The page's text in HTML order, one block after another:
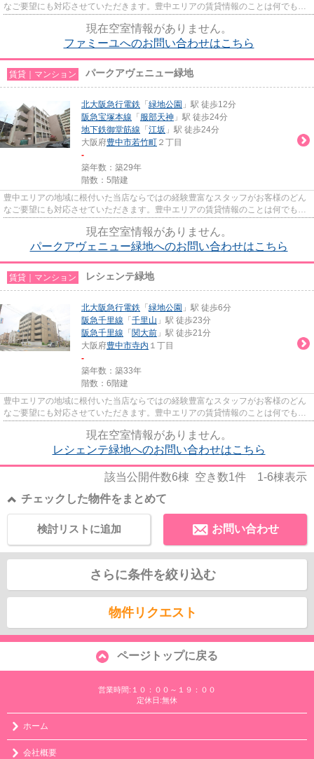
なご要望にも対応させていただきます。豊中エリアの賃貸情報のことは何でもお
現在空室情報がありません。
ファミーユへのお問い合わせはこちら
賃貸｜マンション パークアヴェニュー緑地
北大阪急行電鉄 「 緑地公園 」駅 徒歩12分
阪急宝塚本線 「 服部天神 」駅 徒歩24分
地下鉄御堂筋線 「 江坂 」駅 徒歩24分
大阪府豊中市若竹町 ２丁目
-
築年数：築29年
階数：5階建
豊中エリアの地域に根付いた当店ならではの経験豊富なスタッフがお客様のどん
なご要望にも対応させていただきます。豊中エリアの賃貸情報のことは何でもお
現在空室情報がありません。
パークアヴェニュー緑地へのお問い合わせはこちら
賃貸｜マンション レシェンテ緑地
北大阪急行電鉄 「 緑地公園 」駅 徒歩6分
阪急千里線 「 千里山 」駅 徒歩23分
阪急千里線 「 関大前 」駅 徒歩21分
大阪府豊中市寺内 １丁目
-
築年数：築33年
階数：6階建
豊中エリアの地域に根付いた当店ならではの経験豊富なスタッフがお客様のどん
なご要望にも対応させていただきます。豊中エリアの賃貸情報のことは何でもお
現在空室情報がありません。
レシェンテ緑地へのお問い合わせはこちら
該当公開件数6棟 空き数1件 1-6棟表示
チェックした物件をまとめて
お問い合わせ
検討リストに追加
さらに条件を絞り込む
物件リクエスト
ページトップに戻る
営業時間:１０：００～１９：００
定休日:無休
ホーム
会社概要